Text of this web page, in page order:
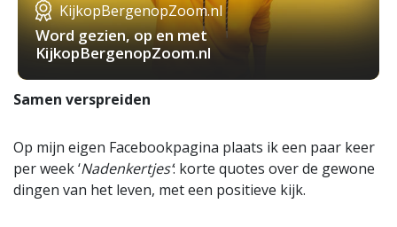
KijkopBergenopZoom.nl
Word gezien, op en met
KijkopBergenopZoom.nl
Samen verspreiden
Op mijn eigen Facebookpagina plaats ik een paar keer
per week ‘Nadenkertjes’: korte quotes over de gewone
dingen van het leven, met een positieve kijk.